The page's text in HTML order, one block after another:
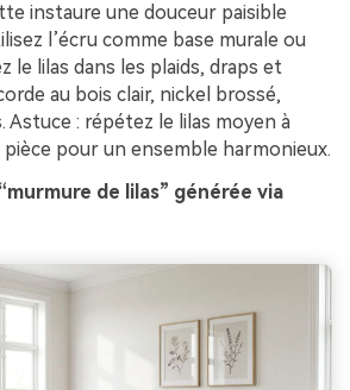
instaure une douceur paisible
l’écru comme base murale ou
le lilas dans les plaids, draps et
au bois clair, nickel brossé,
Astuce : répétez le lilas moyen à
pour un ensemble harmonieux.
de lilas” générée via